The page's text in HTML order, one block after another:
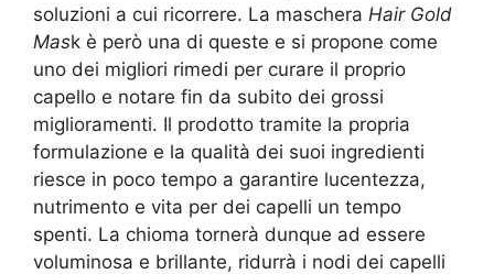
soluzioni a cui ricorrere. La maschera Hair Gold
Mask è però una di queste e si propone come
uno dei migliori rimedi per curare il proprio
capello e notare fin da subito dei grossi
miglioramenti. Il prodotto tramite la propria
formulazione e la qualità dei suoi ingredienti
riesce in poco tempo a garantire lucentezza,
nutrimento e vita per dei capelli un tempo
spenti. La chioma tornerà dunque ad essere
voluminosa e brillante, ridurrà i nodi dei capelli